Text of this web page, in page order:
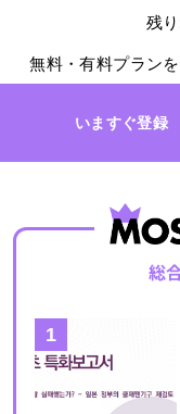
残
無料・有料プラン
いますぐ登録
総